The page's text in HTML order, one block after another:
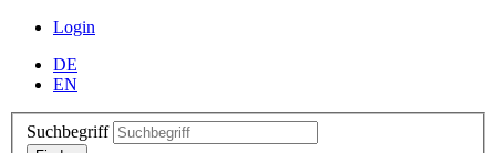
Login
DE
EN
Suchbegriff